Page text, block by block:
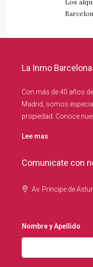
Los
La Inmo Barcelona
Con más de 40 años
Madrid, somos
propiedad. Conoce
Lee mas
Comunicate con
Av. Príncipe de
Nombre y Apellido